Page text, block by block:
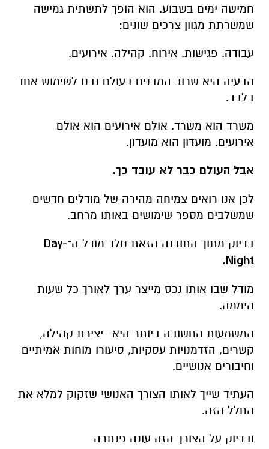
חמישה ימים בשבוע. הוא הופך לתשתית גמישה
שמשרתת מגוון צרכים שונים:
עבודה. פגישות. אירוח. קהילה. אירועים.
הבעיה היא שרוב המבנים בעולם נבנו לשימוש אחד
בלבד.
משרד הוא משרד. אולם אירועים הוא אולם
אירועים. מועדון הוא מועדון.
אבל העולם כבר לא עובד כך.
לכן אנו רואים צמיחה מהירה של מודלים חדשים
שמשלבים מספר שימושים באותו מרחב.
בדיוק מתוך התובנה הזאת נולד מודל ה ־Day-
Night.
מודל שבו אותו נכס מייצר ערך לאורך כל שעות
היממה.
המשמעות החשובה ביותר היא -יצירת קהילה,
קשרים, הזדמנויות עסקיות, סיעורו מוחות אמיתיים
וחיבורים אנושיים.
העתיד שייך לאותו הצורך האנושי שזקוק למלא את
החלל הזה.
ובדיוק על הצורך הזה עונה פנתרה